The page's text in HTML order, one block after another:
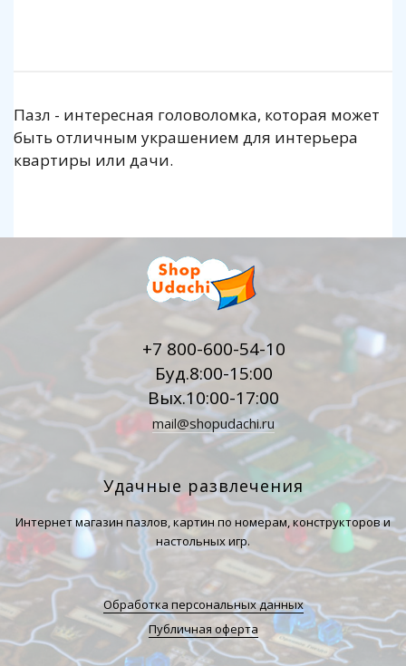
Пазл - интересная головоломка, которая может
быть отличным украшением для интерьера
квартиры или дачи.
+7 800-600-54-10
Буд.8:00-15:00
Вых.10:00-17:00
mail@shopudachi.ru
Удачные развлечения
Интернет магазин пазлов, картин по номерам, конструкторов и
настольных игр.
Обработка персональных данных
Публичная оферта